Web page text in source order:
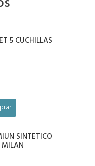
5 CUCHILLAS
SINTETICO
MILAN